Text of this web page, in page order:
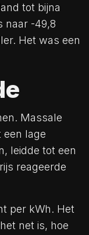
tot bijna
naar -49,8
Het was een
Massale
lage
leidde tot een
reageerde
per kWh. Het
net is, hoe